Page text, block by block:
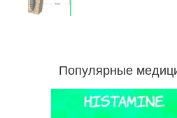
Популярные